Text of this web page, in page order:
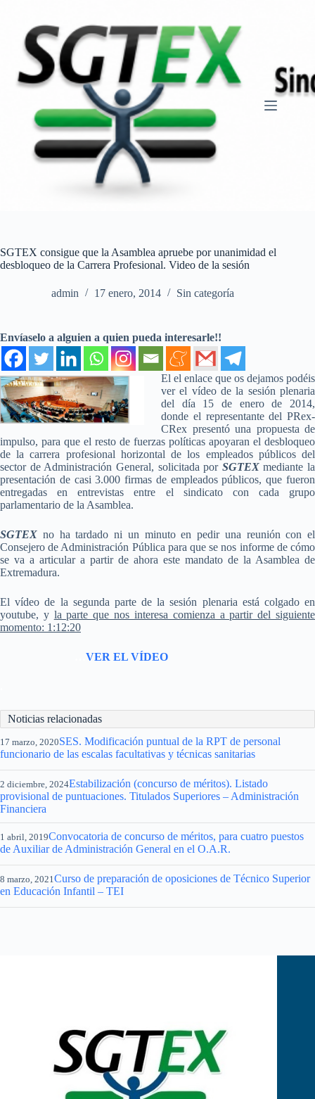
contenido
SGTEX consigue que la Asamblea apruebe por unanimidad el
desbloqueo de la Carrera Profesional. Video de la sesión
admin 17 enero, 2014 Sin categoría
Envíaselo a alguien a quien pueda interesarle!!
El el enlace que os dejamos podéis
ver el vídeo de la sesión plenaria
del día 15 de enero de 2014,
donde el representante del PRex-
CRex presentó una propuesta de
impulso, para que el resto de fuerzas políticas apoyaran el desbloqueo
de la carrera profesional horizontal de los empleados públicos del
sector de Administración General, solicitada por SGTEXmediante la
presentación de casi 3.000 firmas de empleados públicos, que fueron
entregadas en entrevistas entre el sindicato con cada grupo
parlamentario de la Asamblea.
SGTEX no ha tardado ni un minuto en pedir una reunión con el
Consejero de Administración Pública para que se nos informe de cómo
se va a articular a partir de ahora este mandato de la Asamblea de
Extremadura.
El vídeo de la segunda parte de la sesión plenaria está colgado en
youtube, y la parte que nos interesa comienza a partir del siguiente
momento: 1:12:20
VER EL VÍDEO
Noticias relacionadas
17 marzo, 2020SES. Modificación puntual de la RPT de personal
funcionario de las escalas facultativas y técnicas sanitarias
2 diciembre, 2024Estabilización (concurso de méritos). Listado
provisional de puntuaciones. Titulados Superiores – Administración
Financiera
1 abril, 2019Convocatoria de concurso de méritos, para cuatro puestos
de Auxiliar de Administración General en el O.A.R.
8 marzo, 2021Curso de preparación de oposiciones de Técnico Superior
en Educación Infantil – TEI